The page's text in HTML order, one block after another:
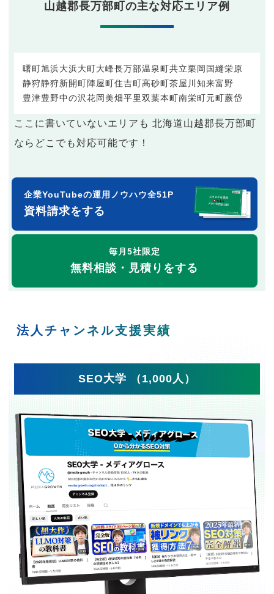
山越郡長万部町の主な対応エリア例
曙町旭浜大浜大町大峰長万部温泉町共立栗岡国縫栄原
静狩静狩新開町陣屋町住吉町高砂町茶屋川知来富野
豊津豊野中の沢花岡美畑平里双葉本町南栄町元町蕨岱
ここに書いていないエリアも 北海道山越郡長万部町
ならどこでも対応可能です！
企業YouTubeの運用ノウハウ全51P
資料請求をする
毎月5社限定
無料相談・見積りをする
法人チャンネル支援実績
SEO大学 （1,000人）